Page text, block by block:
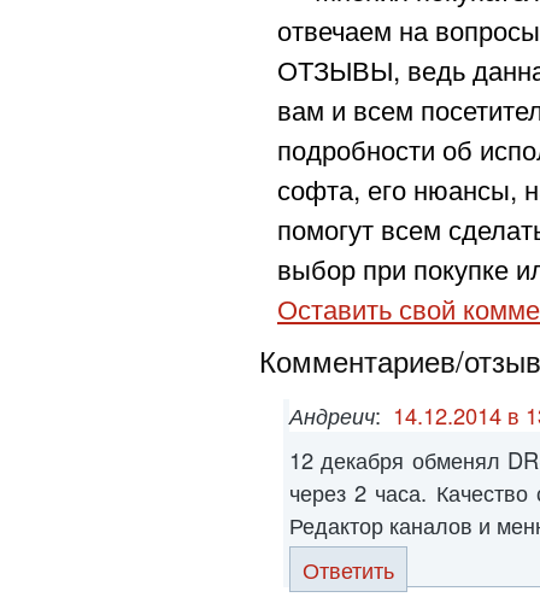
отвечаем на
ОТЗЫВЫ, ведь
вам и всем
подробности об
софта, его нюансы,
помогут всем
выбор при покупке
Оставить свой
Комментариев/
Андреич: 14.12.2014 в
12 декабря обменял
через 2 часа.
Редактор каналов и
Ответить